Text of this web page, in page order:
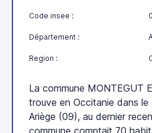
Code insee :
Département :
Region :
La commune MONTEGUT
trouve en Occitanie dans le
Ariège (09), au dernier